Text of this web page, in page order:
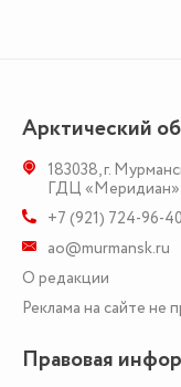
Арктический
183038,г.
ГДЦ
+7 (921) 724-96-40
ao@murmansk.ru
О редакции
Реклама на сайте не
Правовая